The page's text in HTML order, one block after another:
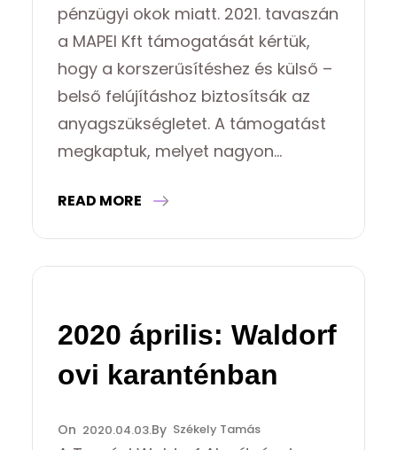
pénzügyi okok miatt. 2021. tavaszán
a MAPEI Kft támogatását kértük,
hogy a korszerűsítéshez és külső –
belső felújításhoz biztosítsák az
anyagszükségletet. A támogatást
megkaptuk, melyet nagyon…
READ MORE
2020 április: Waldorf
ovi karanténban
2020.04.03. Székely Tamás